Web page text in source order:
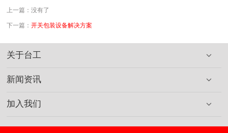
上一篇：没有了
下一篇：开关包装设备解决方案
关于台工
新闻资讯
加入我们